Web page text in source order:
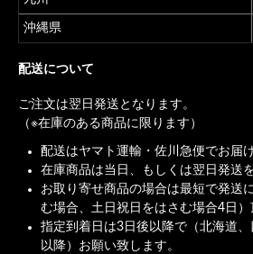
沖縄県
配送について
ご注文は翌日発送となります。
（※在庫のある商品に限ります）
配送はヤマト運輸・佐川急便でお届
在庫商品は当日、もしくは翌日発送
お取り寄せ商品の場合は最短で発送
む場合、土日祝日をはさむ場合4日）
指定到着日は3日後以降で（北海道
以降）お願い致します。